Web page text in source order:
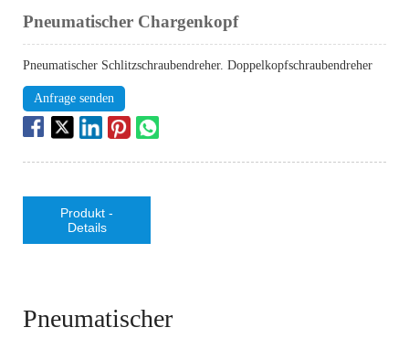
Pneumatischer Chargenkopf
Pneumatischer Schlitzschraubendreher. Doppelkopfschraubendreher
Anfrage senden
Produkt -
Details
Pneumatischer